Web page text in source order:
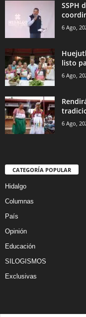
SSPH
6 Ago,
listo
6 Ago,
6 Ago,
CATEGORÍA POPULAR
Hidalgo
Columnas
País
Opinión
Educación
SILOGISMOS
Exclusivas